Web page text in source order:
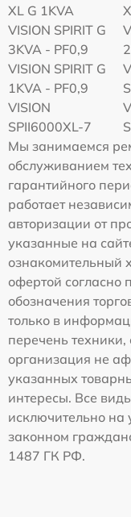
XL G 1KVA
VISION SPIRIT G
3KVA - PF0,9
VISION SPIRIT G
1KVA - PF0,9
VISION
SPII6000XL-7
Мы занимаемся
обслуживанием
гарантийного
работает
авторизации от
указанные на
ознакомительный
офертой согласно
обозначения
только в
перечень
организация не
указанных
интересы. Все
исключительно на
законном
1487 ГК РФ.